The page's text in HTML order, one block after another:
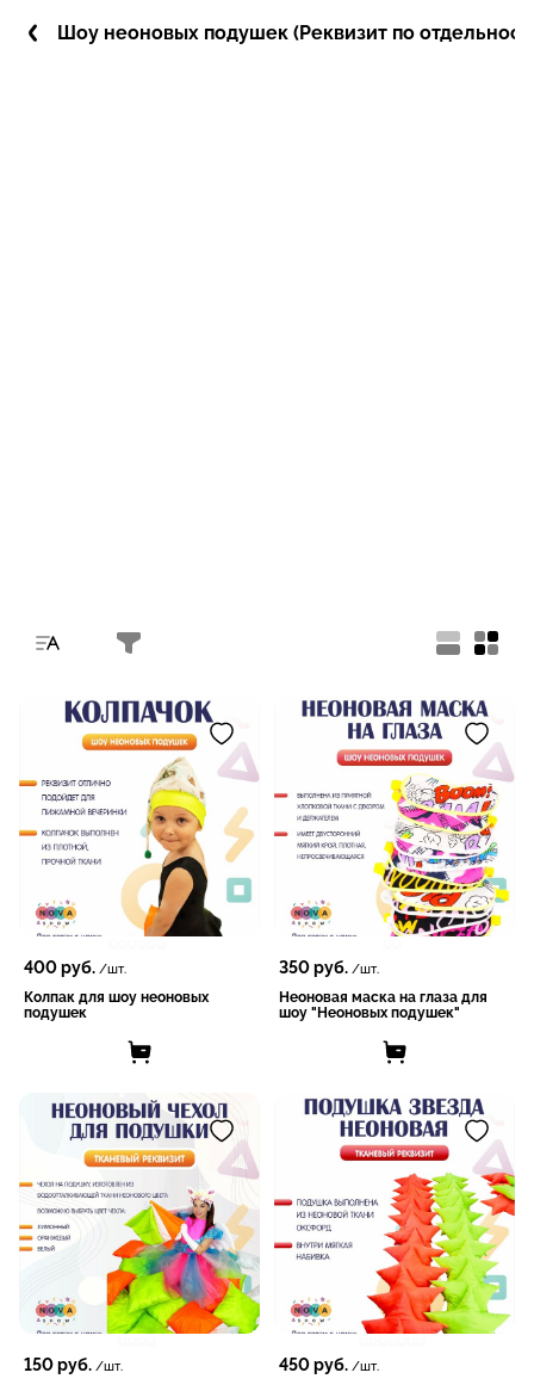
Шоу неоновых подушек (Реквизит по
400руб. /шт.
Колпак для шоу неоновых
подушек
350руб. /шт.
Неоновая маска на глаза для
шоу "Неоновых подушек"
150руб. /шт.
450руб. /шт.